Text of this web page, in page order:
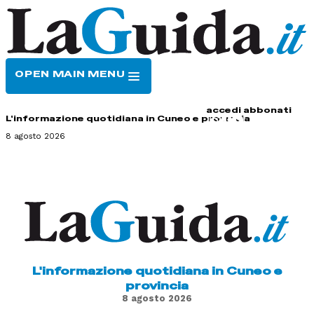
OPEN MAIN MENU
accedi abbonati
L'informazione quotidiana in Cuneo e provincia
8 agosto 2026
L'informazione quotidiana in Cuneo e
provincia
8 agosto 2026